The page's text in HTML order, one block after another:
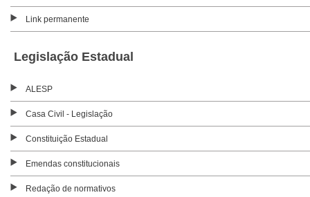
Link permanente
Legislação Estadual
ALESP
Casa Civil - Legislação
Constituição Estadual
Emendas constitucionais
Redação de normativos